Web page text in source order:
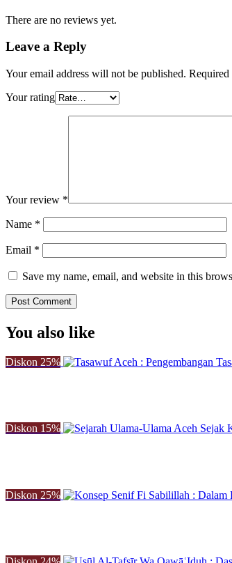
There are no reviews yet.
Leave a Reply
Your email address will not be published. Required
Your rating
Your review *
Name *
Email *
Save my name, email, and website in this
You also like
Diskon 25%
Diskon 15%
Diskon 25%